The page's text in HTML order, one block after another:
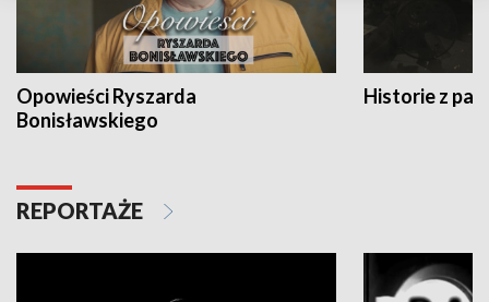
Opowieści Ryszarda
Bonisławskiego
Historie z
REPORTAŻE